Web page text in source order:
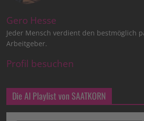
Gero Hesse
Jeder Mensch verdient den bestmöglich
Arbeitgeber.
Profil besuchen
Die AI Playlist von SAATKORN